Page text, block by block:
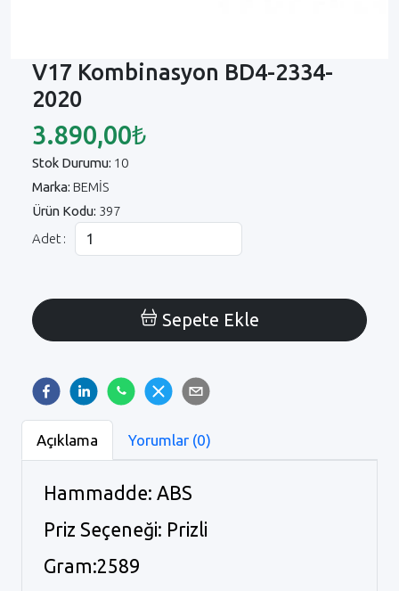
V17 Kombinasyon BD4-2334-
2020
3.890,00₺
Stok Durumu: 10
Marka: BEMİS
Ürün Kodu: 397
Adet :
Sepete Ekle
Açıklama Yorumlar (0)
Hammadde: ABS
Priz Seçeneği: Prizli
Gram:2589